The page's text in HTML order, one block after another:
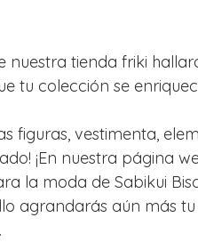
nuestra tienda friki
tu colección se
figuras, vestimenta,
¡En nuestra página
la moda de Sabikui
agrandarás aún más